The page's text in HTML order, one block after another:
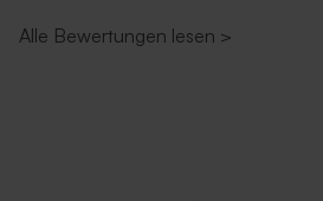
Alle Bewertungen lesen >